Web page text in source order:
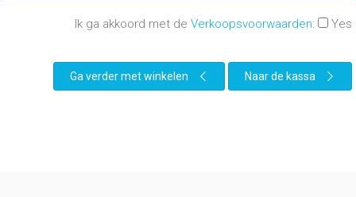
Ik ga akkoord met de Verkoopsvoorwaarden: Yes
Ga verder met winkelen Naar de kassa